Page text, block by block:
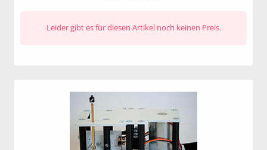
Leider gibt es für diesen Artikel noch keinen Preis.